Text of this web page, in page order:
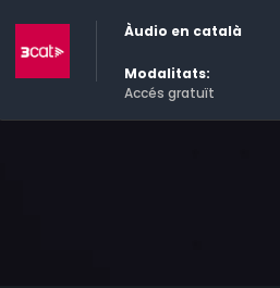
Àudio en català
Modalitats:
Accés gratuït